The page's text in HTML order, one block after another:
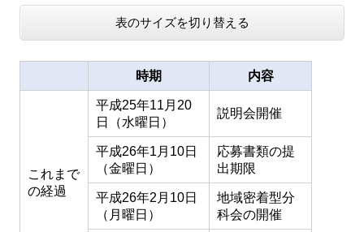
表のサイズを切り替える
時期 内容
これまで
の経過
平成25年11月20
日（水曜日）
説明会開催
平成26年1月10日
（金曜日）
応募書類の提
出期限
平成26年2月10日
（月曜日）
地域密着型分
科会の開催